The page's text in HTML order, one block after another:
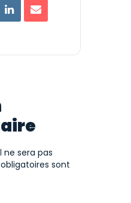
sera pas
sont